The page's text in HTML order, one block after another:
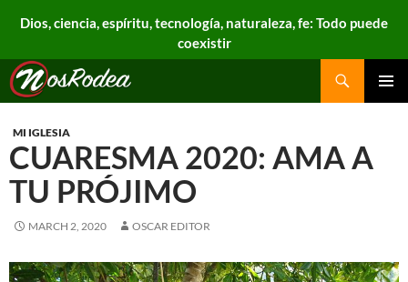
Dios, ciencia, espíritu, tecnología, naturaleza, fe: Todo puede
coexistir
Nos Rodea
Search
MI IGLESIA
CUARESMA 2020: AMA A
TU PRÓJIMO
MARCH 2, 2020 OSCAR EDITOR